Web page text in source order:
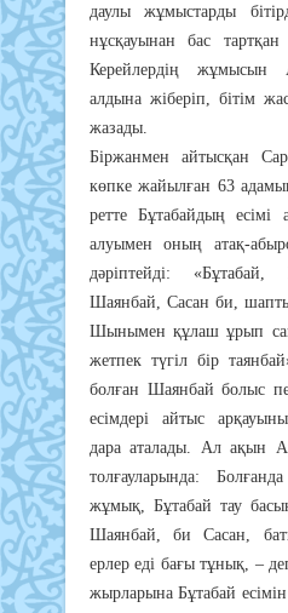
даулы жұмыстарды
нұсқауынан бас
Керейлердің жұмысын
алдына жіберіп, бітім
жазады.
Біржанмен айтысқан
көпке жайылған 63
ретте Бұтабайдың есімі
алуымен оның атақ-
дәріптейді:
Шаянбай, Сасан би,
Шынымен құлаш ұрып
жетпек түгіл бір
болған Шаянбай болыс
есімдері айтыс
дара аталады. Ал ақын
толғауларында:
жұмық, Бұтабай тау
Шаянбай, би Сасан,
ерлер еді бағы тұнық, –
жырларына Бұтабай